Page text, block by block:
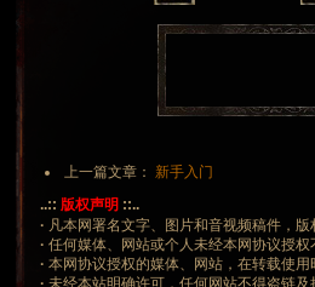
上一篇文章： 新手入门
..::版权声明 ::..
· 凡本网署名文字、图片和音视频稿件，
·任何媒体、网站或个人未经本网协议授
·本网协议授权的媒体、网站，在转载使用
·未经本站明确许可，任何网站不得盗链